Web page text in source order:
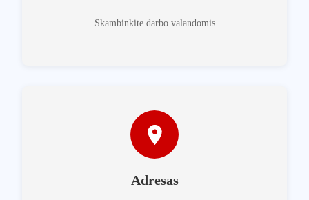
Skambinkite darbo valandomis
Adresas